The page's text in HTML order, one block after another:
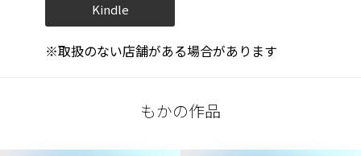
Kindle
※取扱のない店舗がある場合があります
もかの作品